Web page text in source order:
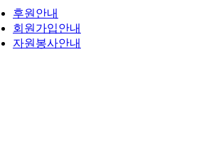
후원안내
회원가입안내
자원봉사안내